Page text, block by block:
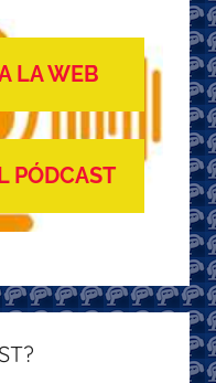
LA WEB
PÓDCAST